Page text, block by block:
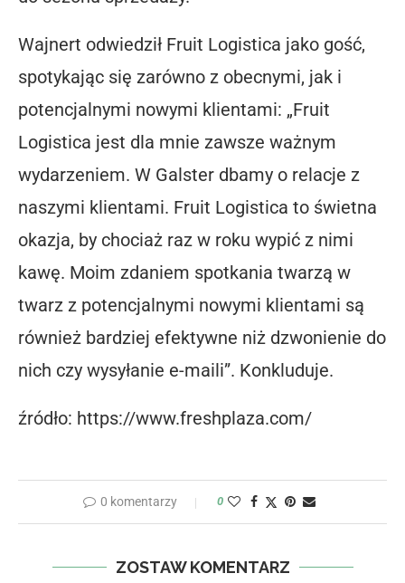
Wajnert odwiedził Fruit Logistica jako gość,
spotykając się zarówno z obecnymi, jak i
potencjalnymi nowymi klientami: „Fruit
Logistica jest dla mnie zawsze ważnym
wydarzeniem. W Galster dbamy o relacje z
naszymi klientami. Fruit Logistica to świetna
okazja, by chociaż raz w roku wypić z nimi
kawę. Moim zdaniem spotkania twarzą w
twarz z potencjalnymi nowymi klientami są
również bardziej efektywne niż dzwonienie do
nich czy wysyłanie e-maili”. Konkluduje.
źródło: https://www.freshplaza.com/
0 komentarzy 0
ZOSTAW KOMENTARZ